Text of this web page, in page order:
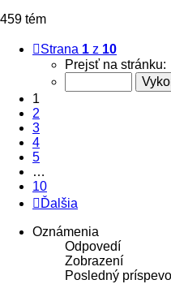
459 tém
Strana 1 z 10
Prejsť na stránku:
1
2
3
4
5
…
10
Ďalšia
Oznámenia
Odpovedí
Zobrazení
Posledný